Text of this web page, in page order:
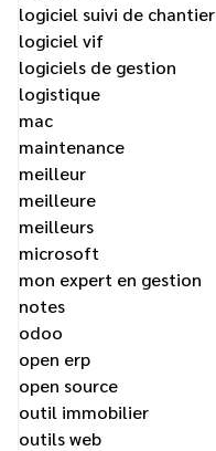
logiciel suivi de chantier
logiciel vif
logiciels de gestion
logistique
mac
maintenance
meilleur
meilleure
meilleurs
microsoft
mon expert en gestion
notes
odoo
open erp
open source
outil immobilier
outils web